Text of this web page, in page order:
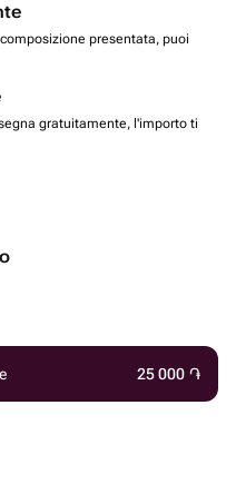
presentata, puoi
gratuitamente, l'importo ti
25 000 ֏